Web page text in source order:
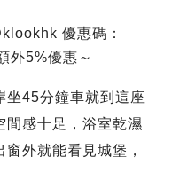
優惠碼：
外5%優惠～
坐45分鐘車就到這座
間感十足，浴室乾濕
外就能看見城堡，